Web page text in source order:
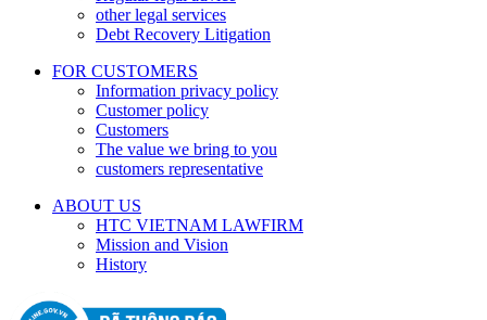
other legal services
Debt Recovery Litigation
FOR CUSTOMERS
Information privacy policy
Customer policy
Customers
The value we bring to you
customers representative
ABOUT US
HTC VIETNAM LAWFIRM
Mission and Vision
History